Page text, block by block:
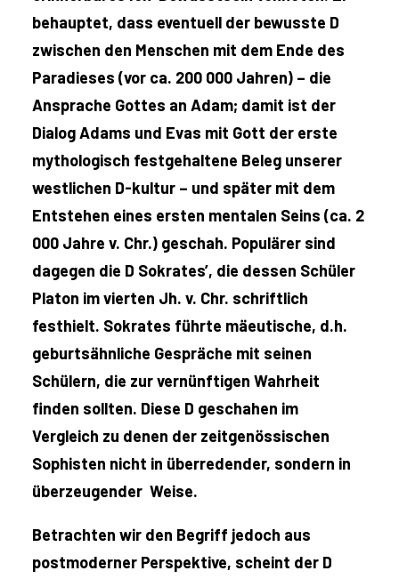
behauptet, dass eventuell der bewusste D
zwischen den Menschen mit dem Ende des
Paradieses (vor ca. 200 000 Jahren) – die
Ansprache Gottes an Adam; damit ist der
Dialog Adams und Evas mit Gott der erste
mythologisch festgehaltene Beleg unserer
westlichen D-kultur – und später mit dem
Entstehen eines ersten mentalen Seins (ca. 2
000 Jahre v. Chr.) geschah. Populärer sind
dagegen die D Sokrates’, die dessen Schüler
Platon im vierten Jh. v. Chr. schriftlich
festhielt. Sokrates führte mäeutische, d.h.
geburtsähnliche Gespräche mit seinen
Schülern, die zur vernünftigen Wahrheit
finden sollten. Diese D geschahen im
Vergleich zu denen der zeitgenössischen
Sophisten nicht in überredender, sondern in
überzeugender Weise.
Betrachten wir den Begriff jedoch aus
postmoderner Perspektive, scheint der D